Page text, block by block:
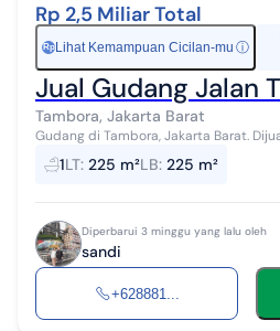
Rp 2,5 Miliar Total
Rp Lihat Kemampuan Cicilan-mu ⓘ
Jual Gudang Jalan
Tambora, Jakarta Barat
Gudang di Tambora, Jakarta Barat. Dijual di wilayah yang nyaman.
Dengan kategorinya adalah sebagai berikut: - Kamar
Sertifikat: SHM...
1LT: 225 m²LB: 225 m²
Diperbarui 3 minggu yang lalu oleh
sandi
+628881...